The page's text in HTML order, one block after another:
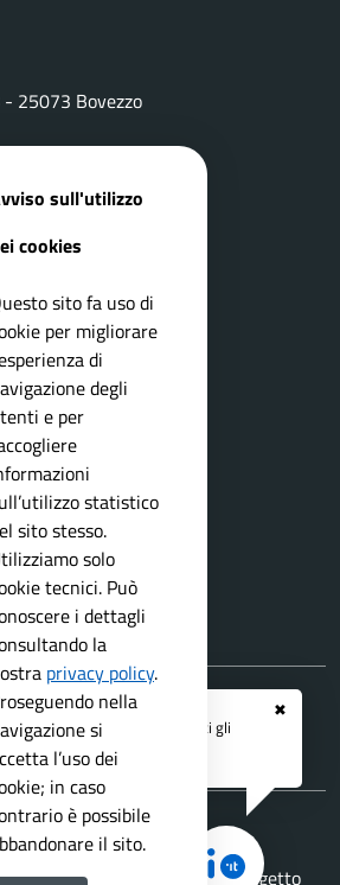
✖
ai serviziAPP IO
e ricevi tutti gli
dall'Ente
25073 Bovezzo
RSS
Comune di Bovezzo è un progetto
sull'utilizzo
cookies
sito fa uso di
per migliorare
di
degli
e per
statistico
sito stesso.
solo
tecnici. Può
i dettagli
la
privacy policy.
nella
si
l’uso dei
in caso
è possibile
il sito.